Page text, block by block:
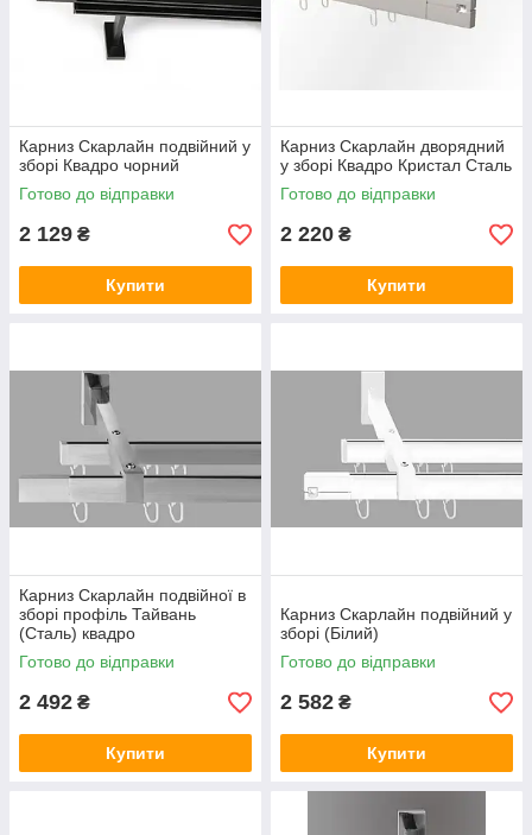
Карниз Скарлайн подвійний у
зборі Квадро чорний
Готово до відправки
2 129 ₴
Купити
Карниз Скарлайн дворядний
у зборі Квадро Кристал Сталь
Готово до відправки
2 220 ₴
Купити
Карниз Скарлайн подвійної в
зборі профіль Тайвань
(Сталь) квадро
Готово до відправки
2 492 ₴
Купити
Карниз Скарлайн подвійний у
зборі (Білий)
Готово до відправки
2 582 ₴
Купити